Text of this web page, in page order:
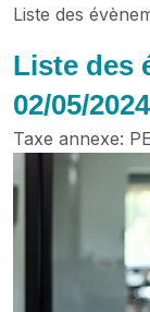
Liste des
Liste des
02/05/2024
Taxe annexe: